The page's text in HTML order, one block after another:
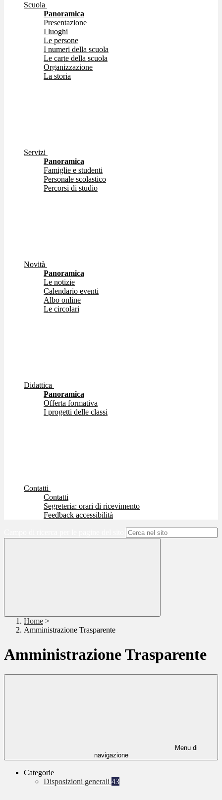
Scuola
Panoramica
Presentazione
I luoghi
Le persone
I numeri della scuola
Le carte della scuola
Organizzazione
La storia
Servizi
Panoramica
Famiglie e studenti
Personale scolastico
Percorsi di studio
Novità
Panoramica
Le notizie
Calendario eventi
Albo online
Le circolari
Didattica
Panoramica
Offerta formativa
I progetti delle classi
Contatti
Contatti
Segreteria: orari di ricevimento
Feedback accessibilità
Home >
Amministrazione Trasparente
Amministrazione Trasparente
Menu di
navigazione
Categorie
Disposizioni generali 43